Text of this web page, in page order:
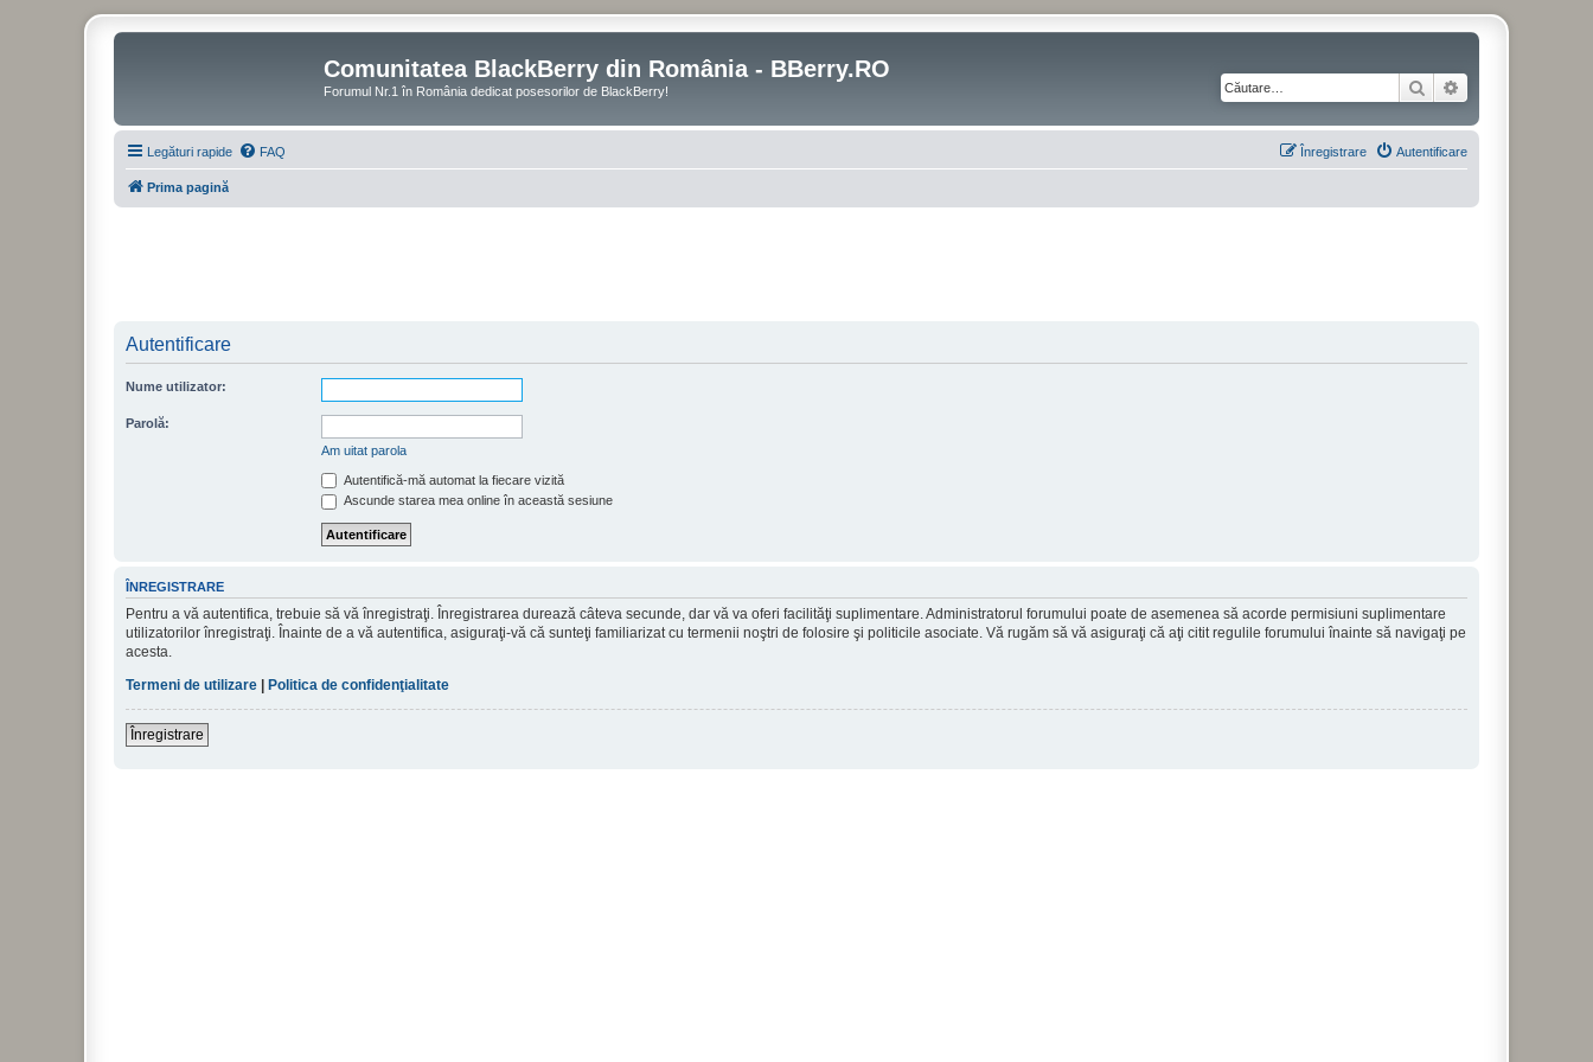
Comunitatea BlackBerry din România - BBerry.RO
Forumul Nr.1 în România dedicat posesorilor de BlackBerry! Căutare
Legături rapide FAQ Autentificare
Înregistrare
Prima pagină
Autentificare
Nume utilizator:
Parolă:
Am uitat parola
Autentifică-mă automat la fiecare vizită
Ascunde starea mea online în această sesiune
ÎNREGISTRARE
Pentru a vă autentifica, trebuie să vă înregistraţi. Înregistrarea durează câteva secunde, dar vă va oferi facilităţi suplimentare. Administratorul forumului poate de asemenea să acorde permisiuni suplimentare
utilizatorilor înregistraţi. Înainte de a vă autentifica, asiguraţi-vă că sunteţi familiarizat cu termenii noştri de folosire şi politicile asociate. Vă rugăm să vă asiguraţi că aţi citit regulile forumului înainte să navigaţi pe
acesta.
Termeni de utilizare
Politica de confidenţialitate
Înregistrare